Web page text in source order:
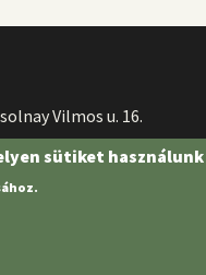
Vilmos u. 16.
sütiket használunk